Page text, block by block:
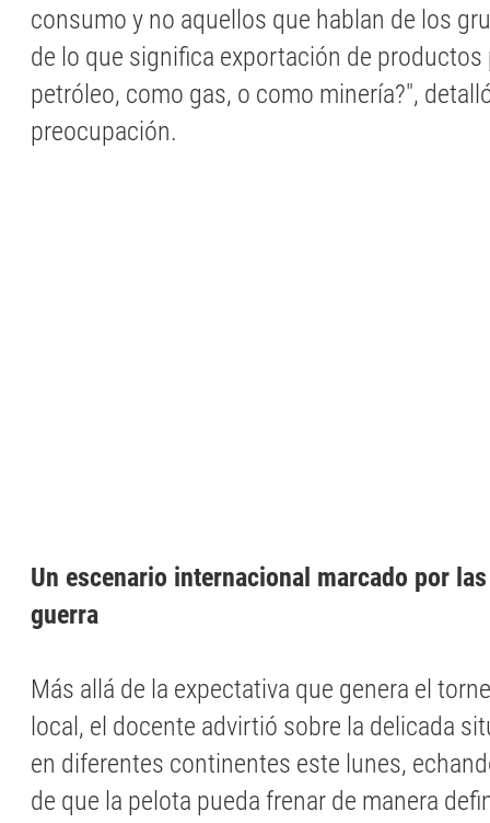
consumo y no aquellos que hablan de los
de lo que significa exportación de
petróleo, como gas, o como minería?",
preocupación.
Un escenario internacional marcado por
guerra
Más allá de la expectativa que genera el
local, el docente advirtió sobre la delicada
en diferentes continentes este lunes,
de que la pelota pueda frenar de manera